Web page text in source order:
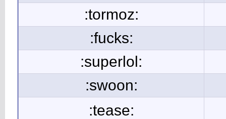
:tormoz:
:fucks:
:superlol:
:swoon:
:tease: